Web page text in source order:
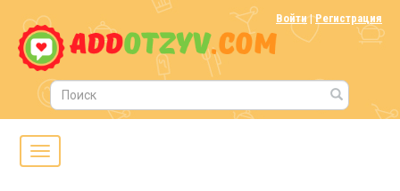
Войти|Регистрация